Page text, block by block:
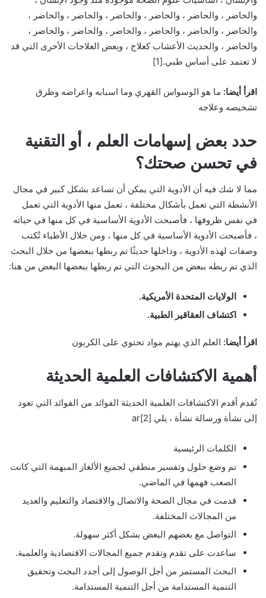
والحاضر ، والحاضر ، والحاضر ، والحاضر ، والحاضر ، والحاضر ،
والحاضر ، والحاضر ، والحاضر ، والحاضر ، والحاضر ، والحاضر ،
والحاضر ، والحديث الأعشاب كعلاج ، وبعض العلاجات الأخرى التي قد
لا تعتمد على أساس طبي.[1]
اقرأ أيضا: ما هو الوسواس القهري وما اسبابه واعراضه وطرق
تشخيصه وعلاجه
حدد بعض إسهامات العلم ، أو التقنية
في تحسن صحتك؟
مما لا شك فيه أن الأدوية التي يمكن أن تساعد بشكل كبير في مجال
الأنشطة التي تعمل بأشكال مختلفة ، تعمل منها الأدوية التي تعمل
في نفس ظروفها ، فأصبحت الأدوية الأساسية في كل منها في حياته
، فأصبحت الأدوية الأساسية في كل منها ، ومن خلال الأطباء تُكتب
وصفات لهذه الأدوية ، وداخلها حديثًا تم ربطها ببعضها من خلال البحث
الذي تم ربطه ببعض من البحوث التي تم ربطها ببعضها البعض من هنا:
الولايات المتحدة الأمريكية.
اكتشاف العقاقير الطبية.
اقرأ أيضا: العلم الذي يهتم مواد تحتوي على الكربون
أهمية الاكتشافات العلمية الحديثة
تُقدم أقدم الاكتشافات العلمية الحديثة الفوائد من الفوائد التي تعود
إلى نشأة ورسالة نشأة ، يلي ar[2]
الكلمات الرئيسية
تم وضع حلول وتفسير منطقي لجميع الألغاز المبهمة التي كانت
الصعب فهمها في الماضي.
قدمت في مجال الصحة والاتصال والاقتصاد والتعليم والعديد
من المجالات المختلفة.
التواصل مع بعضهم البعض بشكل أكثر سهولة.
ساعدت على تقدم وتقدم جميع المجالات الاقتصادية والعلمية.
البحث المستمر من أجل الوصول إلى أجدد البحث وتحقيق
التنمية المستدامة من أجل التنمية المستدامة.